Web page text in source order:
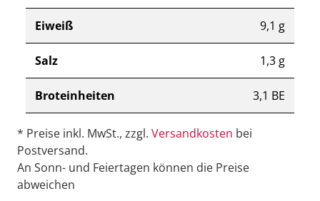
Eiweiß 9,1 g
Salz 1,3 g
Broteinheiten 3,1 BE
* Preise inkl. MwSt., zzgl. Versandkosten bei
Postversand.
An Sonn- und Feiertagen können die Preise
abweichen